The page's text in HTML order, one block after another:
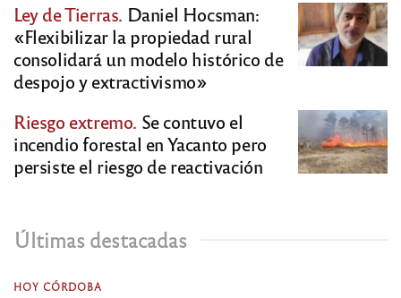
Ley de Tierras. Daniel Hocsman:
«Flexibilizar la propiedad rural
consolidará un modelo histórico de
despojo y extractivismo»
Riesgo extremo. Se contuvo el
incendio forestal en Yacanto pero
persiste el riesgo de reactivación
Últimas destacadas
HOY CÓRDOBA